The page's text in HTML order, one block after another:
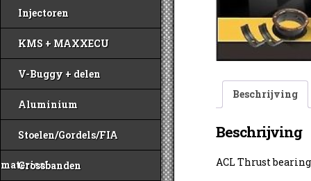
Injectoren
KMS + MAXXECU
V-Buggy + delen
Aluminium
Stoelen/Gordels/FIA
materiaal
Crossbanden
Beschrijving
Beschrijving
ACL Thrust bearing